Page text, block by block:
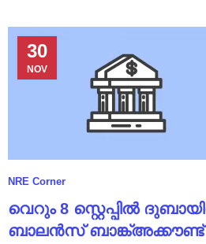
30
NOV
NRE Corner
വെറും 8 സ്റ്റെപ്പിൽ
ബാലൻസ് ബാങ്ക്അക്കൗണ്ട്